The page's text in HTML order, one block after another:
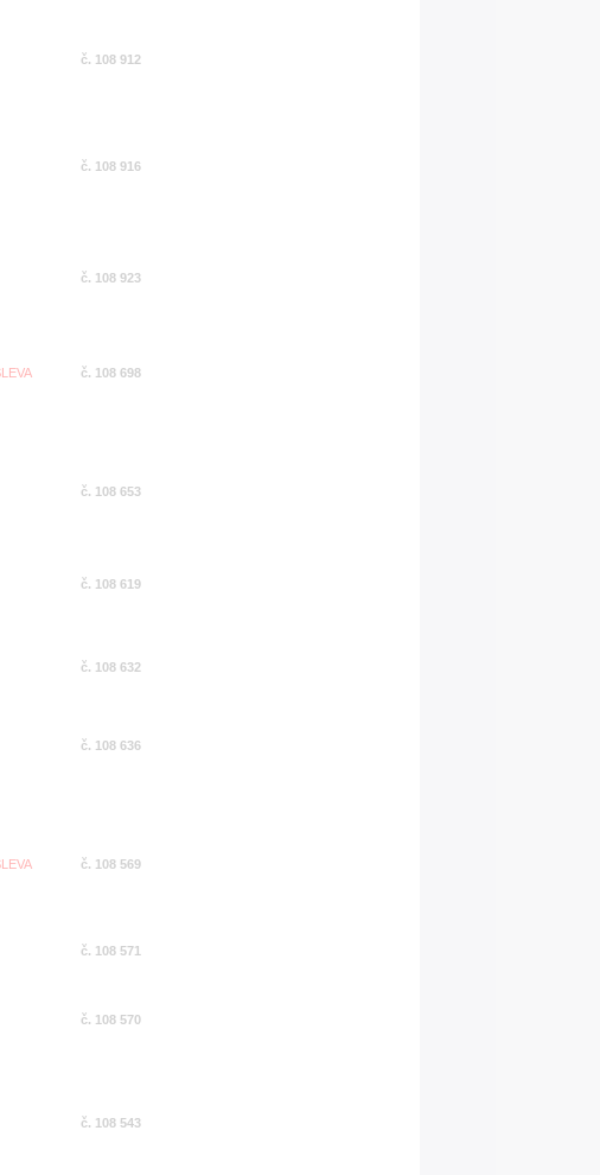
č. 108 912
č. 108 916
č. 108 923
č. 108 698
č. 108 653
č. 108 619
č. 108 632
č. 108 636
č. 108 569
č. 108 571
č. 108 570
č. 108 543